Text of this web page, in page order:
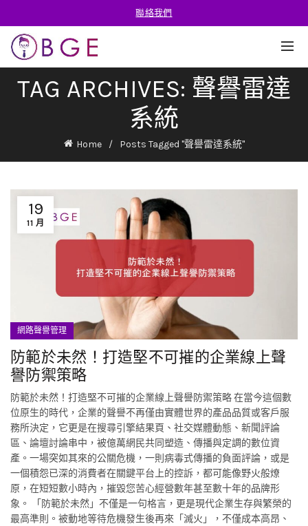
聯絡我們
TAG ARCHIVES: 聲譽雷達
系統
Home Posts Tagged "聲譽雷達系統"
19
11 月
網路聲譽管理
防範於未然！打造堅不可摧的企業線上聲
譽防禦策略
防範於未然！打造堅不可摧的企業線上聲譽防禦策略 在當今這個數
位原生的時代，企業的聲譽不再僅由實體世界的產品品質或客戶服
務所決定，它更是在搜尋引擎結果頁、社交媒體動態、新聞評論
區、論壇討論串中，被億萬網民共同塑造、傳播與定調的數位資
產。一場突如其來的公關危機，一則病毒式傳播的負面評論，或是
一個積怨已深的消費者在關鍵平台上的控訴，都可能像野火般燎
原，在短短數小時內，摧毀您苦心經營數年甚至數十年的品牌形
象。 「防範於未然」不僅是一句格言，更是現代企業生存與繁榮的
最高準則。被動地等待危機發生後再來「滅火」，不僅成本高昂、